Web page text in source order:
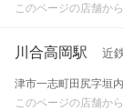
このページの店舗か
川合高岡駅 近
津市一志町田尻字垣
このページの店舗か